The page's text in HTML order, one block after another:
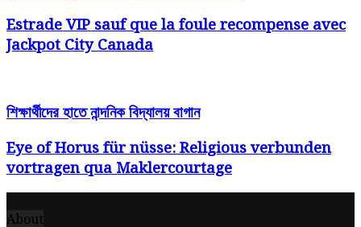
Estrade VIP sauf que la foule recompense avec
Jackpot City Canada
শিক্ষার্থীদের হাতে নান্দনিক বিদ্যালয় বাগান
Eye of Horus für nüsse: Religious verbunden
vortragen qua Maklercourtage
About